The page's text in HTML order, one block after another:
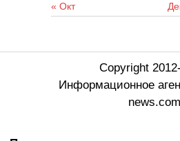
« Окт
Copyright
Информационное
news.com